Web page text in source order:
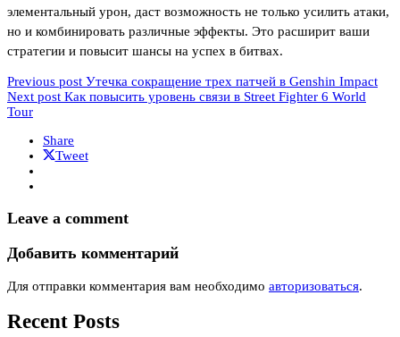
элементальный урон, даст возможность не только усилить атаки,
но и комбинировать различные эффекты. Это расширит ваши
стратегии и повысит шансы на успех в битвах.
Previous post Утечка сокращение трех патчей в Genshin Impact
Next post Как повысить уровень связи в Street Fighter 6 World
Tour
Share
Tweet
Leave a comment
Добавить комментарий
Для отправки комментария вам необходимо авторизоваться.
Recent Posts